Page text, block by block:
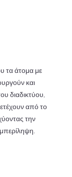
τα άτομα με
και
διαδικτύου,
από το
την